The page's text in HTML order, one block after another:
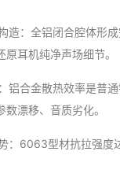
：全铝闭合腔体形成
耳机纯净声场细节。
铝合金散热效率是普
漂移、音质劣化。
：6063型材抗拉强度